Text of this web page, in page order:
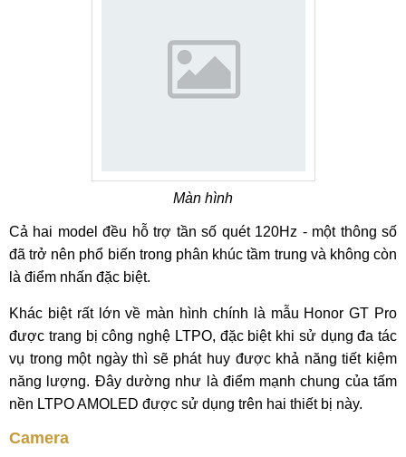
Màn hình
Cả hai model đều hỗ trợ tần số quét 120Hz - một thông số
đã trở nên phổ biến trong phân khúc tầm trung và không còn
là điểm nhấn đặc biệt.
Khác biệt rất lớn về màn hình chính là mẫu Honor GT Pro
được trang bị công nghệ LTPO, đặc biệt khi sử dụng đa tác
vụ trong một ngày thì sẽ phát huy được khả năng tiết kiệm
năng lượng. Đây dường như là điểm mạnh chung của tấm
nền LTPO AMOLED được sử dụng trên hai thiết bị này.
Camera